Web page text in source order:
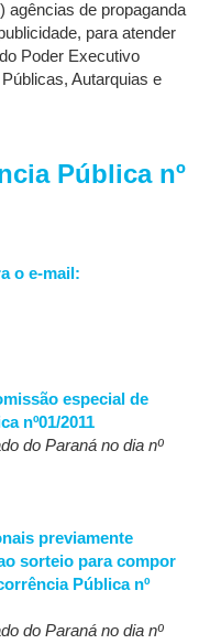
agências de propaganda
para atender
Poder Executivo
Autarquias e
Pública nº
o e-mail:
especial de
nº01/2011
do Paraná no dia nº
previamente
sorteio para compor
Pública nº
do Paraná no dia nº